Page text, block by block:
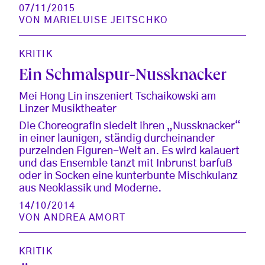
07/11/2015
VON MARIELUISE JEITSCHKO
KRITIK
Ein Schmalspur-Nussknacker
Mei Hong Lin inszeniert Tschaikowski am
Linzer Musiktheater
Die Choreografin siedelt ihren „Nussknacker“
in einer launigen, ständig durcheinander
purzelnden Figuren-Welt an. Es wird kalauert
und das Ensemble tanzt mit Inbrunst barfuß
oder in Socken eine kunterbunte Mischkulanz
aus Neoklassik und Moderne.
14/10/2014
VONANDREA AMORT
KRITIK